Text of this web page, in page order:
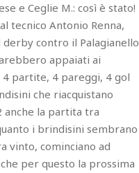
e Ceglie M.: così è stato!
tecnico Antonio Renna,
contro il Palagianello
appaiati ai
partite, 4 pareggi, 4 gol
che riacquistano
anche la partita tra
i brindisini sembrano
vinto, cominciano ad
per questo la prossima